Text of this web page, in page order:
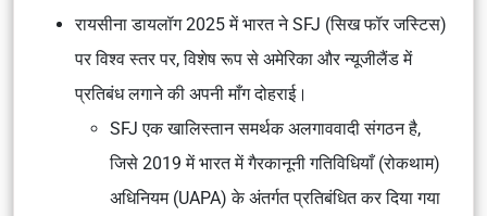
रायसीना डायलॉग 2025 में भारत ने SFJ (सिख फॉर जस्टिस)
पर विश्व स्तर पर, विशेष रूप से अमेरिका और न्यूजीलैंड में
प्रतिबंध लगाने की अपनी माँग दोहराई।
SFJ एक खालिस्तान समर्थक अलगाववादी संगठन है,
जिसे 2019 में भारत में गैरकानूनी गतिविधियाँ (रोकथाम)
अधिनियम (UAPA) के अंतर्गत प्रतिबंधित कर दिया गया